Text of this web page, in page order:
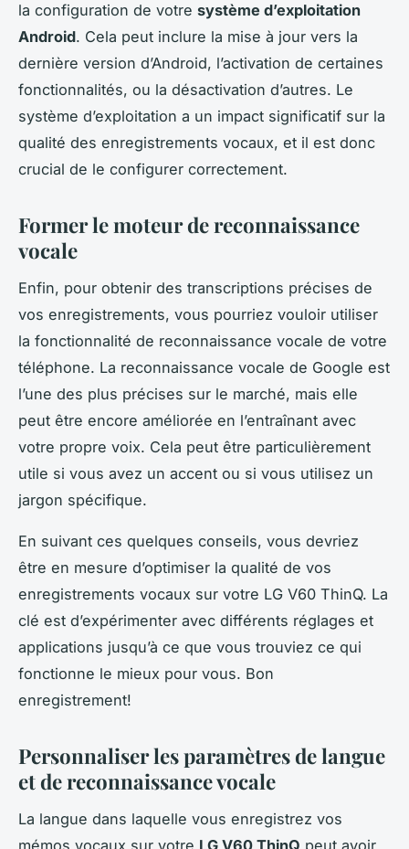
la configuration de votre système d’exploitation
Android. Cela peut inclure la mise à jour vers la
dernière version d’Android, l’activation de certaines
fonctionnalités, ou la désactivation d’autres. Le
système d’exploitation a un impact significatif sur la
qualité des enregistrements vocaux, et il est donc
crucial de le configurer correctement.
Former le moteur de reconnaissance
vocale
Enfin, pour obtenir des transcriptions précises de
vos enregistrements, vous pourriez vouloir utiliser
la fonctionnalité de reconnaissance vocale de votre
téléphone. La reconnaissance vocale de Google est
l’une des plus précises sur le marché, mais elle
peut être encore améliorée en l’entraînant avec
votre propre voix. Cela peut être particulièrement
utile si vous avez un accent ou si vous utilisez un
jargon spécifique.
En suivant ces quelques conseils, vous devriez
être en mesure d’optimiser la qualité de vos
enregistrements vocaux sur votre LG V60 ThinQ. La
clé est d’expérimenter avec différents réglages et
applications jusqu’à ce que vous trouviez ce qui
fonctionne le mieux pour vous. Bon
enregistrement!
Personnaliser les paramètres de langue
et de reconnaissance vocale
La langue dans laquelle vous enregistrez vos
mémos vocaux sur votre LG V60 ThinQ peut avoir